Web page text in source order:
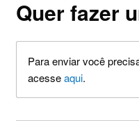
Quer fazer
Para enviar você
acesseaqui.